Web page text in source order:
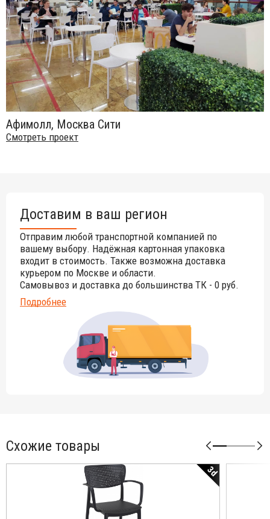
Афимолл, Москва Сити
Смотреть проект
Доставим в ваш регион
Отправим любой транспортной компанией по
вашему выбору. Надёжная картонная упаковка
входит в стоимость. Также возможна доставка
курьером по Москве и области.
Самовывоз и доставка до большинства ТК - 0 руб.
Подробнее
Схожие товары
3d